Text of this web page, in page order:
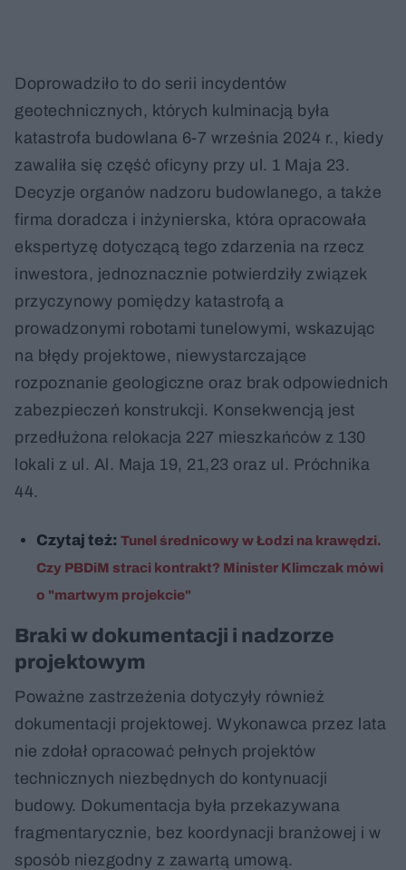
Doprowadziło to do serii incydentów
geotechnicznych, których kulminacją była
katastrofa budowlana 6-7 września 2024 r., kiedy
zawaliła się część oficyny przy ul. 1 Maja 23.
Decyzje organów nadzoru budowlanego, a także
firma doradcza i inżynierska, która opracowała
ekspertyzę dotyczącą tego zdarzenia na rzecz
inwestora, jednoznacznie potwierdziły związek
przyczynowy pomiędzy katastrofą a
prowadzonymi robotami tunelowymi, wskazując
na błędy projektowe, niewystarczające
rozpoznanie geologiczne oraz brak odpowiednich
zabezpieczeń konstrukcji. Konsekwencją jest
przedłużona relokacja 227 mieszkańców z 130
lokali z ul. Al. Maja 19, 21,23 oraz ul. Próchnika
44.
Czytaj też: Tunel średnicowy w Łodzi na krawędzi.
Czy PBDiM straci kontrakt? Minister Klimczak mówi
o "martwym projekcie"
Braki w dokumentacji i nadzorze
projektowym
Poważne zastrzeżenia dotyczyły również
dokumentacji projektowej. Wykonawca przez lata
nie zdołał opracować pełnych projektów
technicznych niezbędnych do kontynuacji
budowy. Dokumentacja była przekazywana
fragmentarycznie, bez koordynacji branżowej i w
sposób niezgodny z zawartą umową.